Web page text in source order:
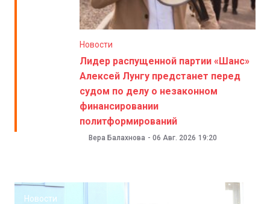
Новости
Лидер распущенной партии «Шанс»
Алексей Лунгу предстанет перед
судом по делу о незаконном
финансировании
политформирований
Вера Балахнова - 06 Авг. 2026 19:20
Новости